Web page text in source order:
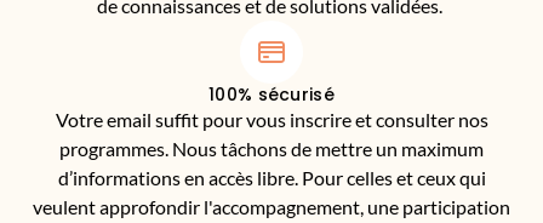
de connaissances et de solutions validées.
100% sécurisé
Votre email suffit pour vous inscrire et consulter nos
programmes. Nous tâchons de mettre un maximum
d’informations en accès libre. Pour celles et ceux qui
veulent approfondir l'accompagnement, une participation